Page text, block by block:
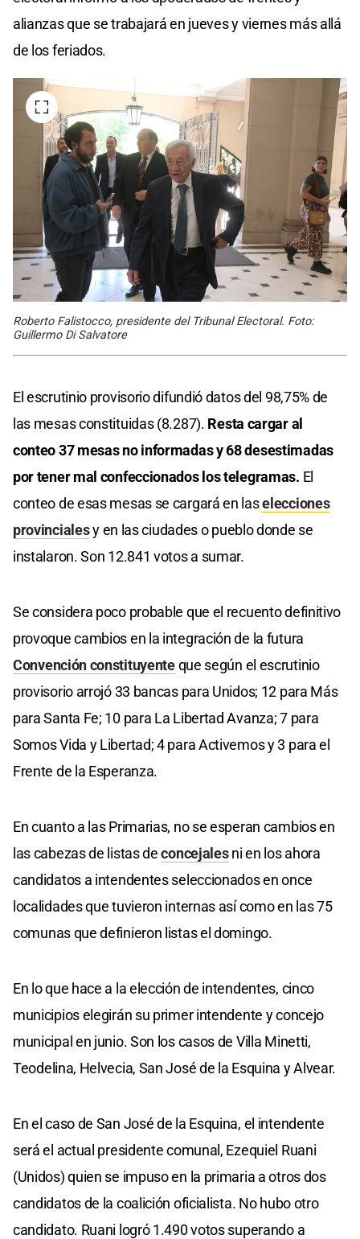
alianzas que se trabajará en jueves y viernes más allá
de los feriados.
Roberto Falistocco, presidente del Tribunal Electoral. Foto:
Guillermo Di Salvatore
El escrutinio provisorio difundió datos del 98,75% de
las mesas constituidas (8.287). Resta cargar al
conteo 37 mesas no informadas y 68 desestimadas
por tener mal confeccionados los telegramas. El
conteo de esas mesas se cargará en laselecciones
provincialesy en las ciudades o pueblo donde se
instalaron. Son 12.841 votos a sumar.
Se considera poco probable que el recuento definitivo
provoque cambios en la integración de la futura
Convención constituyenteque según el escrutinio
provisorio arrojó 33 bancas para Unidos; 12 para Más
para Santa Fe; 10 para La Libertad Avanza; 7 para
Somos Vida y Libertad; 4 para Activemos y 3 para el
Frente de la Esperanza.
En cuanto a las Primarias, no se esperan cambios en
las cabezas de listas deconcejalesni en los ahora
candidatos a intendentes seleccionados en once
localidades que tuvieron internas así como en las 75
comunas que definieron listas el domingo.
En lo que hace a la elección de intendentes, cinco
municipios elegirán su primer intendente y concejo
municipal en junio. Son los casos de Villa Minetti,
Teodelina, Helvecia, San José de la Esquina y Alvear.
En el caso de San José de la Esquina, el intendente
será el actual presidente comunal, Ezequiel Ruani
(Unidos) quien se impuso en la primaria a otros dos
candidatos de la coalición oficialista. No hubo otro
candidato. Ruani logró 1.490 votos superando a